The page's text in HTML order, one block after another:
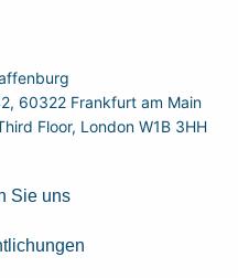
60322 Frankfurt am Main
Floor, London W1B 3HH
Sie uns